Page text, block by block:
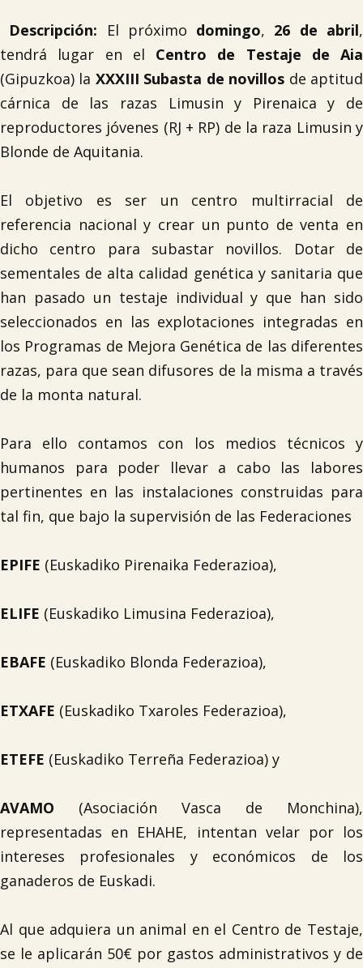
Descripción: El próximo domingo, 26 de abril,
tendrá lugar en el Centro de Testaje de Aia
(Gipuzkoa) la XXXIII Subasta de novillos de aptitud
cárnica de las razas Limusin y Pirenaica y de
reproductores jóvenes (RJ + RP) de la raza Limusin y
Blonde de Aquitania.
El objetivo es ser un centro multirracial de
referencia nacional y crear un punto de venta en
dicho centro para subastar novillos. Dotar de
sementales de alta calidad genética y sanitaria que
han pasado un testaje individual y que han sido
seleccionados en las explotaciones integradas en
los Programas de Mejora Genética de las diferentes
razas, para que sean difusores de la misma a través
de la monta natural.
Para ello contamos con los medios técnicos y
humanos para poder llevar a cabo las labores
pertinentes en las instalaciones construidas para
tal fin, que bajo la supervisión de las Federaciones
EPIFE (Euskadiko Pirenaika Federazioa),
ELIFE (Euskadiko Limusina Federazioa),
EBAFE (Euskadiko Blonda Federazioa),
ETXAFE (Euskadiko Txaroles Federazioa),
ETEFE (Euskadiko Terreña Federazioa) y
AVAMO (Asociación Vasca de Monchina),
representadas en EHAHE, intentan velar por los
intereses profesionales y económicos de los
ganaderos de Euskadi.
Al que adquiera un animal en el Centro de Testaje,
se le aplicarán 50€ por gastos administrativos y de